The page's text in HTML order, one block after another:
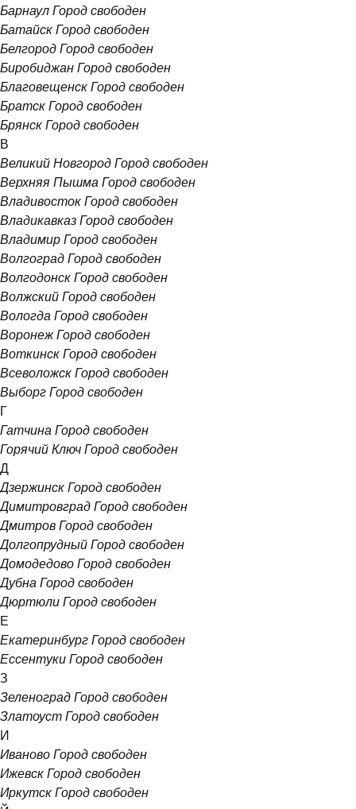
Барнаул Город свободен
Батайск Город свободен
Белгород Город свободен
Биробиджан Город свободен
Благовещенск Город свободен
Братск Город свободен
Брянск Город свободен
В
Великий Новгород Город свободен
Верхняя Пышма Город свободен
Владивосток Город свободен
Владикавказ Город свободен
Владимир Город свободен
Волгоград Город свободен
Волгодонск Город свободен
Волжский Город свободен
Вологда Город свободен
Воронеж Город свободен
Воткинск Город свободен
Всеволожск Город свободен
Выборг Город свободен
Г
Гатчина Город свободен
Горячий Ключ Город свободен
Д
Дзержинск Город свободен
Димитровград Город свободен
Дмитров Город свободен
Долгопрудный Город свободен
Домодедово Город свободен
Дубна Город свободен
Дюртюли Город свободен
Е
Екатеринбург Город свободен
Ессентуки Город свободен
З
Зеленоград Город свободен
Златоуст Город свободен
И
Иваново Город свободен
Ижевск Город свободен
Иркутск Город свободен